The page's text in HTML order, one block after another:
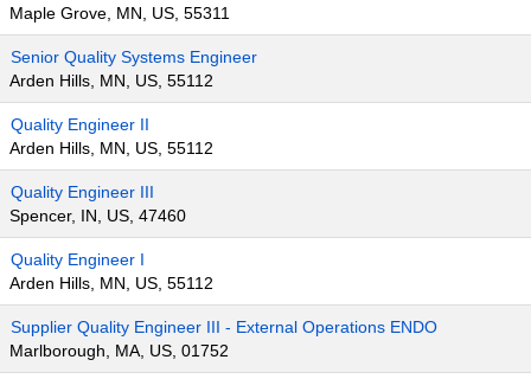
Maple Grove, MN, US, 55311
Senior Quality Systems Engineer
Arden Hills, MN, US, 55112
Quality Engineer II
Arden Hills, MN, US, 55112
Quality Engineer III
Spencer, IN, US, 47460
Quality Engineer I
Arden Hills, MN, US, 55112
Supplier Quality Engineer III - External Operations ENDO
Marlborough, MA, US, 01752